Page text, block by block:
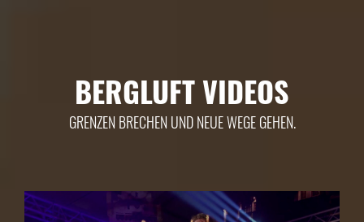
BERGLUFT VIDEOS
GRENZEN BRECHEN UND NEUE WEGE GEHEN.